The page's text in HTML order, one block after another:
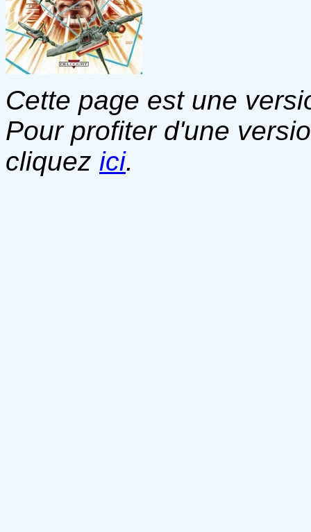
Cette page est une
Pour profiter d'une
cliquez ici.